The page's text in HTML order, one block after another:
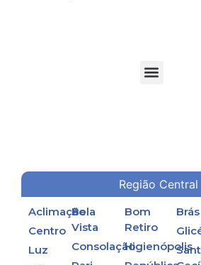
Região Central
Aclimação
Centro
Luz
Bela
Vista
Consolação
Bom
Retiro
Higienópolis
Brás